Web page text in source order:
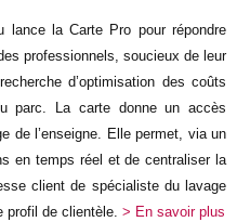
lance la Carte Pro pour répondre
professionnels, soucieux de leur
d’optimisation des coûts
parc. La carte donne un accès
de l’enseigne. Elle permet, via un
en temps réel et de centraliser la
client de spécialiste du lavage
profil de clientèle. > En savoir plus